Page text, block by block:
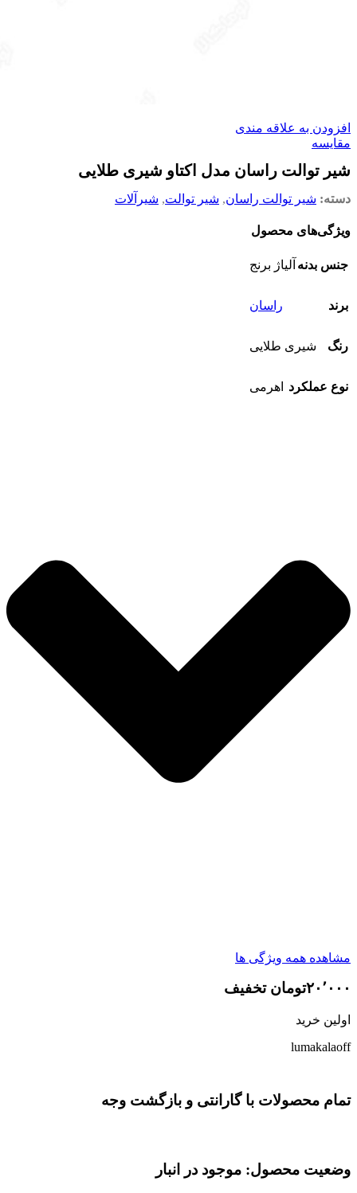
افزودن به علاقه مندی
مقایسه
شیر توالت راسان مدل اکتاو شیری طلایی
دسته: شیر توالت راسان, شیر توالت, شیرآلات
ویژگی‌های محصول
جنس بدنه آلیاژ برنج
برند راسان
رنگ شیری طلایی
نوع عملکرد اهرمی
مشاهده همه ویژگی ها
۲۰٬۰۰۰تومان تخفیف
اولین خرید
lumakalaoff
تمام محصولات با گارانتی و بازگشت وجه
وضعیت محصول: موجود در انبار